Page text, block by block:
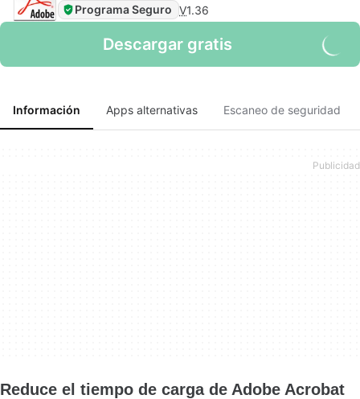
Programa Seguro V1.36
Descargar gratis
Información Apps alternativas Escaneo de seguridad
Reduce el tiempo de carga de Adobe Acrobat